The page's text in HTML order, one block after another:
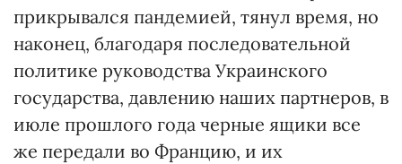
прикрывался пандемией, тянул время, но
наконец, благодаря последовательной
политике руководства Украинского
государства, давлению наших партнеров, в
июле прошлого года черные ящики все
же передали во Францию, и их